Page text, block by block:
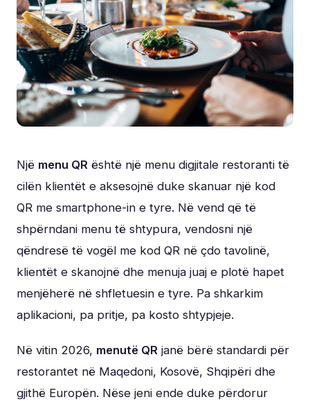
Një menu QR është një menu digjitale restoranti të
cilën klientët e aksesojnë duke skanuar një kod
QR me smartphone-in e tyre. Në vend që të
shpërndani menu të shtypura, vendosni një
qëndresë të vogël me kod QR në çdo tavolinë,
klientët e skanojnë dhe menuja juaj e plotë hapet
menjëherë në shfletuesin e tyre. Pa shkarkim
aplikacioni, pa pritje, pa kosto shtypjeje.
Në vitin 2026, menutë QR janë bërë standardi për
restorantet në Maqedoni, Kosovë, Shqipëri dhe
gjithë Europën. Nëse jeni ende duke përdorur